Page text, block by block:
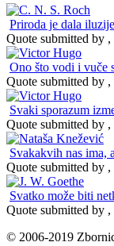
Priroda je dala
Quote submitted by ,
Ono što vodi i vuče
Quote submitted by ,
Svaki sporazum
Quote submitted by ,
Svakakvih nas ima,
Quote submitted by ,
Svatko može biti
Quote submitted by ,
© 2006-2019